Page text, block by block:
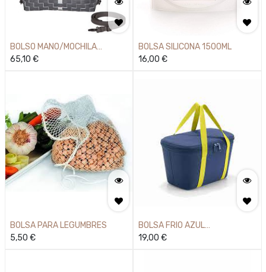
BOLSO MANO/MOCHILA
DOWNTOWN DA
65,10 €
BOLSA SILICONA 1500ML
16,00 €
BOLSA PARA LEGUMBRES
5,50 €
BOLSA FRIO AZUL
27,5X15,5X12
19,00 €